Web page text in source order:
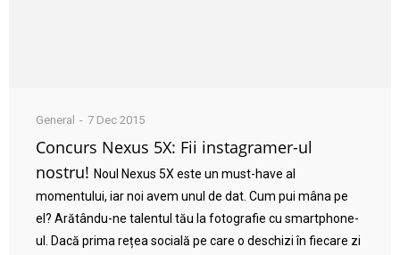
General 7 Dec 2015
Concurs Nexus 5X: Fii instagramer-ul
nostru! Noul Nexus 5X este un must-have al
momentului, iar noi avem unul de dat. Cum pui mâna pe
el? Arătându-ne talentul tău la fotografie cu smartphone-
ul. Dacă prima rețea socială pe care o deschizi în fiecare zi